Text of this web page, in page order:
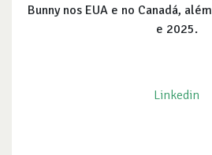
Bunny nos EUA e no Canadá,
e 2025.
Linkedin